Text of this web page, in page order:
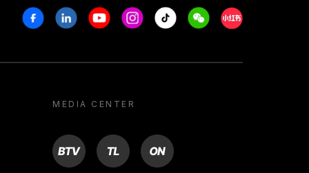
FacebookLinkedinYoutubeInstagram
Tiktok WeechatXiaohongshu/
MEDIA CENTER
BTV TL ON